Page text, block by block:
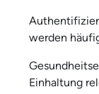
werden
Einhaltung